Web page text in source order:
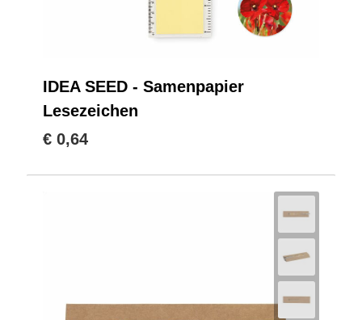
IDEA SEED - Samenpapier
Lesezeichen
€ 0,64